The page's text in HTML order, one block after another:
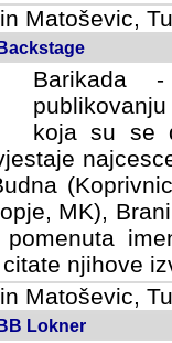
Matoševic,
Barikada
koja su se
MK),
njihove
Matoševic,
Lokner